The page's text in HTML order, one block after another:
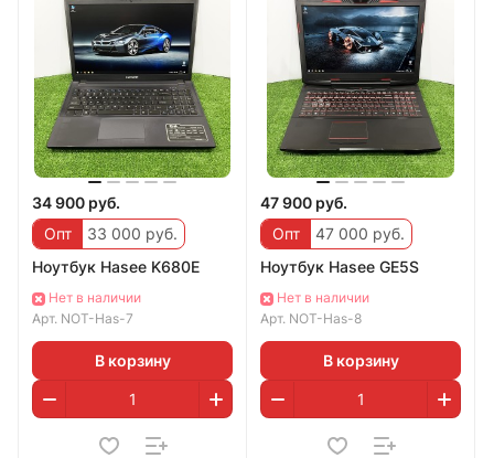
34 900 руб.
Опт
33 000 руб.
Ноутбук Hasee K680E
Нет в наличии
Арт. NOT-Has-7
В корзину
47 900 руб.
Опт
47 000 руб.
Ноутбук Hasee GE5S
Нет в наличии
Арт. NOT-Has-8
В корзину